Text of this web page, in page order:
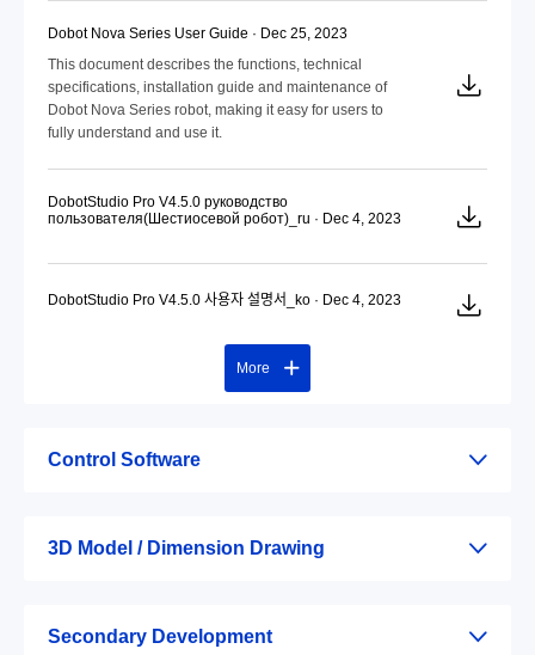
Dobot Nova Series User Guide · Dec 25, 2023
This document describes the functions, technical
specifications, installation guide and maintenance of
Dobot Nova Series robot, making it easy for users to
fully understand and use it.
DobotStudio Pro V4.5.0 руководство
пользователя(Шестиосевой робот)_ru · Dec 4, 2023
DobotStudio Pro V4.5.0 사용자 설명서_ko · Dec 4, 2023
More
Control Software
3D Model / Dimension Drawing
Secondary Development